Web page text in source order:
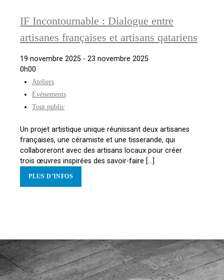
IF Incontournable : Dialogue entre
artisanes françaises et artisans qatariens
19 novembre 2025 - 23 novembre 2025
0h00
Ateliers
Évènements
Tout public
Un projet artistique unique réunissant deux artisanes
françaises, une céramiste et une tisserande, qui
collaboreront avec des artisans locaux pour créer
trois œuvres inspirées des savoir-faire [...]
PLUS D’INFOS